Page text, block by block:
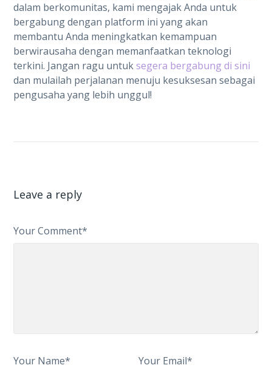
dalam berkomunitas, kami mengajak Anda untuk
bergabung dengan platform ini yang akan
membantu Anda meningkatkan kemampuan
berwirausaha dengan memanfaatkan teknologi
terkini. Jangan ragu untuksegera bergabung di sini
dan mulailah perjalanan menuju kesuksesan sebagai
pengusaha yang lebih unggul!
Leave a reply
Your Comment*
Your Name* Your Email*